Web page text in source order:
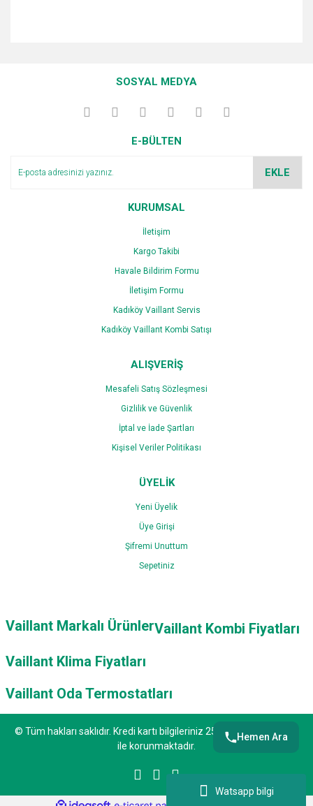
Watsapp bilgi
Yorum Yaz
Görüş ve önerileriniz için teşekkür ederiz.
Ürün açıklamasında eksik bilgiler bulunuyor.
Bu ürüne benzer farklı alternatifler olmalı.
Gönder
SOSYAL MEDYA
E-BÜLTEN
EKLE
KURUMSAL
İletişim
Kargo Takibi
Havale Bildirim Formu
İletişim Formu
Kadıköy Vaillant Servis
Kadıköy Vaillant Kombi Satışı
ALIŞVERİŞ
Mesafeli Satış Sözleşmesi
Gizlilik ve Güvenlik
İptal ve İade Şartları
Kişisel Veriler Politikası
ÜYELİK
Yeni Üyelik
Üye Girişi
Şifremi Unuttum
Sepetiniz
Vaillant Markalı ÜrünlerVaillant Kombi Fiyatları
Vaillant Klima Fiyatları
Vaillant Oda Termostatları
Hemen Ara
© Tüm hakları saklıdır. Kredi kartı bilgileriniz 256bit SSL sertifikası
ile korunmaktadır.